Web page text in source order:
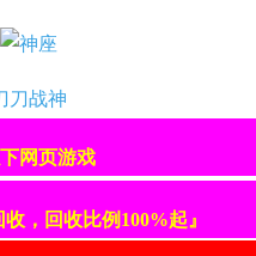
网页游戏
，回收比例100%起』